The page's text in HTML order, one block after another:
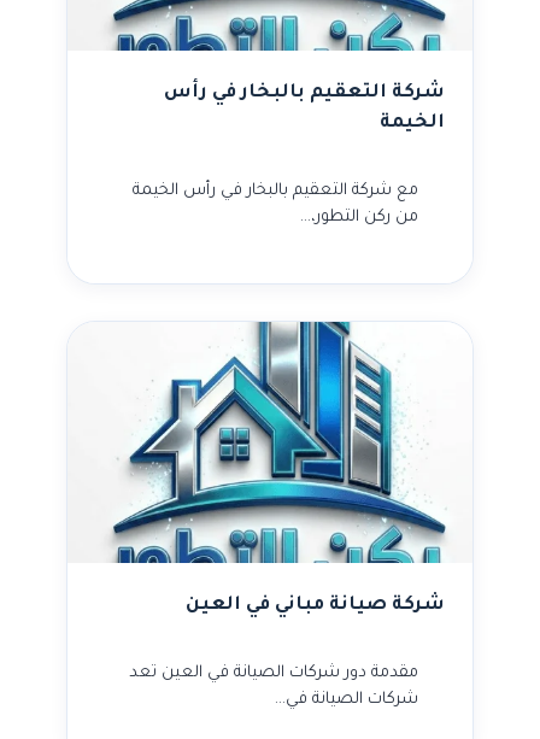
شركة التعقيم بالبخار في رأس
الخيمة
مع شركة التعقيم بالبخار في رأس الخيمة
من ركن التطور،…
شركة صيانة مباني في العين
مقدمة دور شركات الصيانة في العين تعد
شركات الصيانة في…